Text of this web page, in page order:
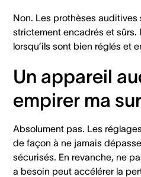
Non. Les prothèses
strictement encadrés et sûrs.
lorsqu’ils sont bien réglés et
Un appareil
empirer ma
Absolument pas. Les
de façon à ne jamais
sécurisés. En revanche, ne
a besoin peut accélérer la